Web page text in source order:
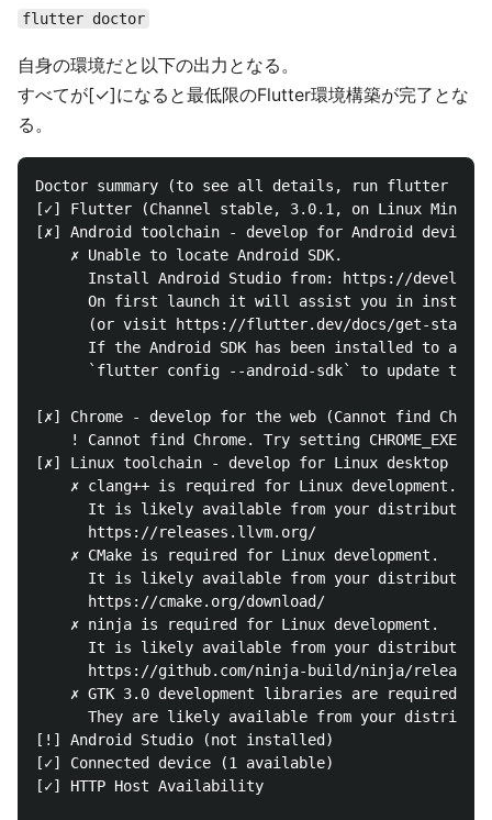
flutter doctor
自身の環境だと以下の出力となる。
すべてが[✓]になると最低限のFlutter環境構築が完了とな
る。
Doctor summary (to see all details, run flutter
[✓] Flutter (Channel stable, 3.0.1, on Linux Mint
[✗] Android toolchain - develop for Android devices
    ✗ Unable to locate Android SDK.
Install Android Studio from: https://
On first launch it will assist you in
(or visit https://flutter.dev/docs/get-
If the Android SDK has been installed to a
`flutter config --android-sdk` to update to
[✗] Chrome - develop for the web (Cannot find
! Cannot find Chrome. Try setting
[✗] Linux toolchain - develop for Linux desktop
    ✗ clang++ is required for Linux development.
It is likely available from your
      https://releases.llvm.org/
    ✗ CMake is required for Linux development.
It is likely available from your
      https://cmake.org/download/
    ✗ ninja is required for Linux development.
It is likely available from your
      https://github.com/ninja-build/ninja/releases
✗ GTK 3.0 development libraries are required
They are likely available from your
[!] Android Studio (not installed)
[✓] Connected device (1 available)
[✓] HTTP Host Availability